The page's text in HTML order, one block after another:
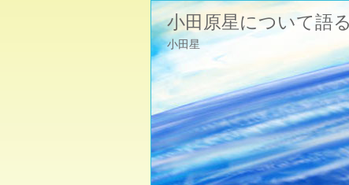
小田原星について語
小田星